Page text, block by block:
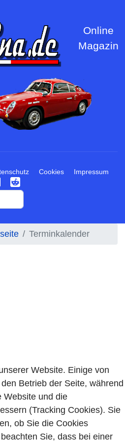
Online
Magazin
Cookies Impressum
Terminkalender
Website. Einige von
Betrieb der Seite, während
Website und die
(Tracking Cookies). Sie
ob Sie die Cookies
Sie, dass bei einer